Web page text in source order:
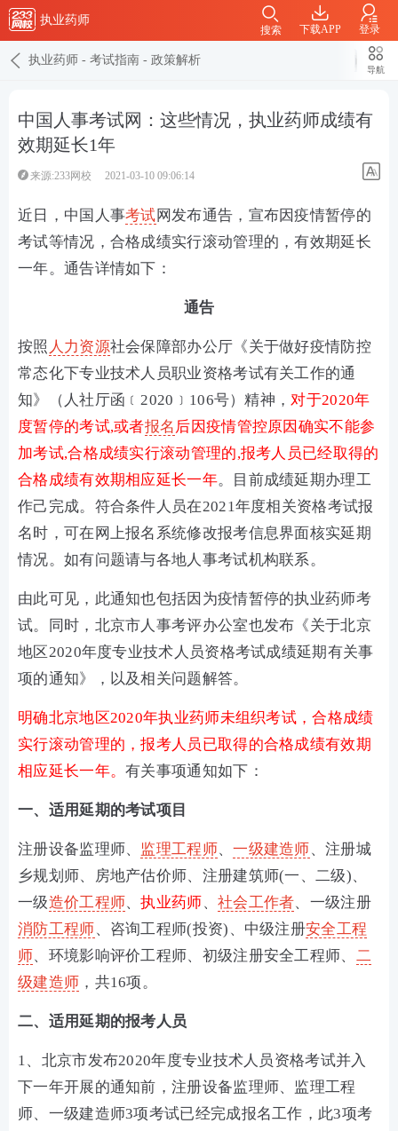
执业药师
下载APP 登录
搜索
执业药师 - 考试指南 - 政策解析
导航
中国人事考试网：这些情况，执业药师成绩有
效期延长1年
来源:233网校 2021-03-10 09:06:14
近日，中国人事考试网发布通告，宣布因疫情暂停的
考试等情况，合格成绩实行滚动管理的，有效期延长
一年。通告详情如下：
通告
按照 人力资源社会保障部办公厅《关于做好疫情防控
常态化下专业技术人员职业资格考试有关工作的通
知》（人社厅函﹝2020﹞106号）精神，对于2020年
度暂停的考试,或者报名 后因疫情管控原因确实不能参
加考试,合格成绩实行滚动管理的,报考人员已经取得的
合格成绩有效期相应延长一年。目前成绩延期办理工
作己完成。符合条件人员在2021年度相关资格考试报
名时，可在网上报名系统修改报考信息界面核实延期
情况。如有问题请与各地人事考试机构联系。
由此可见，此通知也包括因为疫情暂停的执业药师考
试。同时，北京市人事考评办公室也发布《关于北京
地区2020年度专业技术人员资格考试成绩延期有关事
项的通知》，以及相关问题解答。
明确北京地区2020年执业药师未组织考试，合格成绩
实行滚动管理的，报考人员已取得的合格成绩有效期
相应延长一年。有关事项通知如下：
一、适用延期的考试项目
注册设备监理师、 监理工程师、一级建造师、注册城
乡规划师、房地产估价师、注册建筑师(一、二级)、
一级造价工程师、执业药师、 社会工作者、一级注册
消防工程师、咨询工程师(投资)、中级注册安全工程
师、环境影响评价工程师、初级注册安全工程师、 二
级建造师 ，共16项。
二、适用延期的报考人员
1、北京市发布2020年度专业技术人员资格考试并入
下一年开展的通知前，注册设备监理师、监理工程
师、一级建造师3项考试已经完成报名工作，此3项考